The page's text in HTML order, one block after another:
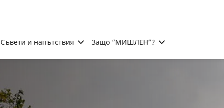
Съвети и напътствия Защо “МИШЛЕН”?